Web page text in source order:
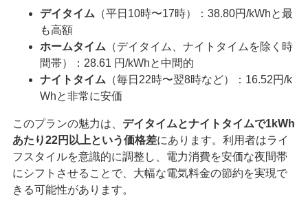
デイタイム （平日10時〜17時）：38.80円/kWhと最
も高額
ホームタイム （デイタイム、ナイトタイムを除く時
間帯）：28.61 円/kWhと中間的
ナイトタイム （毎日22時〜翌8時など）：16.52円/k
Whと非常に安価
このプランの魅力は、 デイタイムとナイトタイムで1kWh
あたり22円以上という価格差にあります。利用者はライ
フスタイルを意識的に調整し、電力消費を安価な夜間帯
にシフトさせることで、大幅な電気料金の節約を実現で
きる可能性があります。